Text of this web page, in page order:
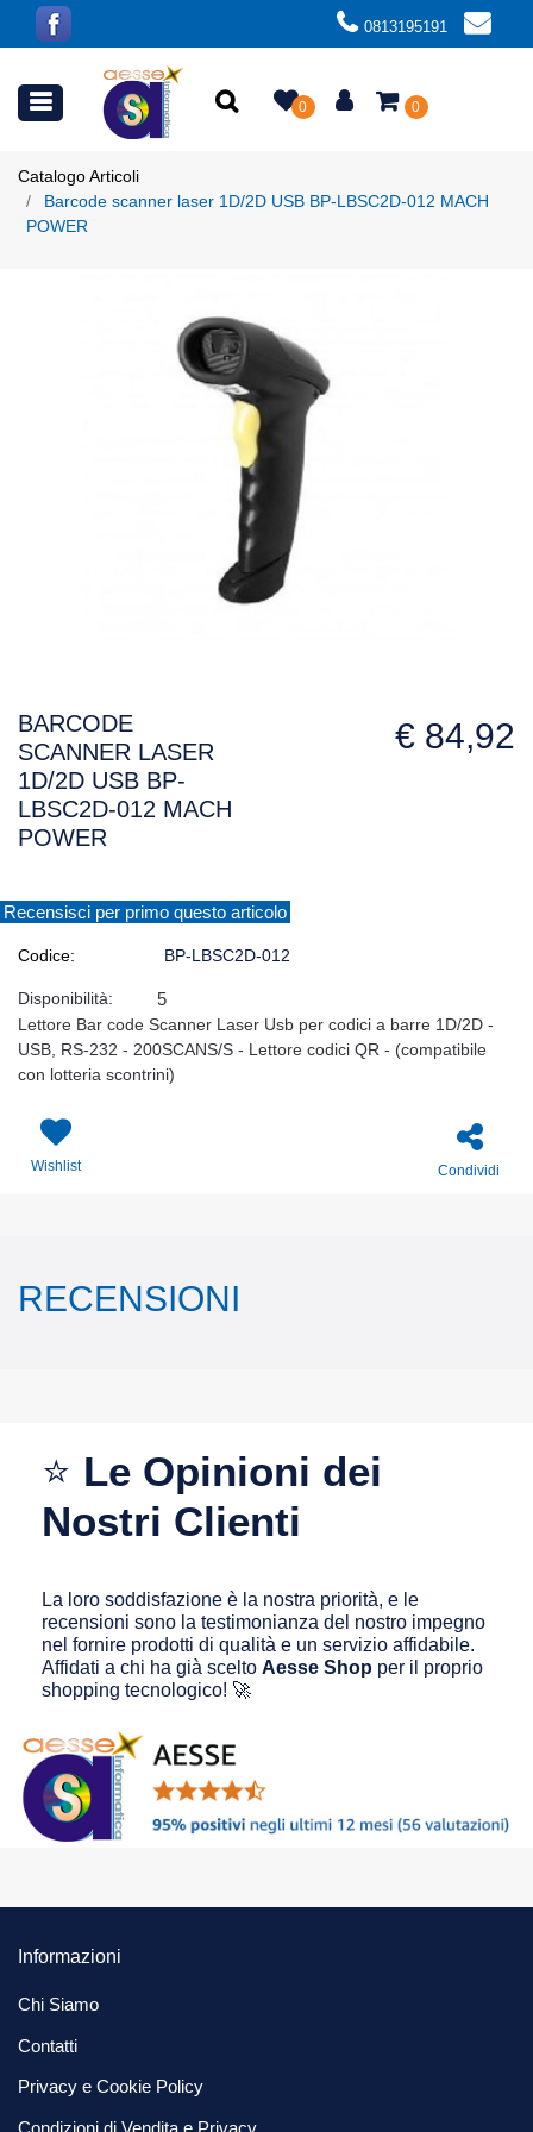
0813195191
Open menu 0 0
Catalogo Articoli
Barcode scanner laser 1D/2D USB BP-LBSC2D-012 MACH
POWER
BARCODE
SCANNER LASER
1D/2D USB BP-
LBSC2D-012 MACH
POWER
€ 84,92
Recensisci per primo questo articolo
Codice: BP-LBSC2D-012
Disponibilità: 5
Lettore Bar code Scanner Laser Usb per codici a barre 1D/2D -
USB, RS-232 - 200SCANS/S - Lettore codici QR - (compatibile
con lotteria scontrini)
Wishlist Condividi
RECENSIONI
⭐ Le Opinioni dei
Nostri Clienti
La loro soddisfazione è la nostra priorità, e le
recensioni sono la testimonianza del nostro impegno
nel fornire prodotti di qualità e un servizio affidabile.
Affidati a chi ha già scelto Aesse Shop per il proprio
shopping tecnologico! 🚀
Informazioni
Chi Siamo
Contatti
Privacy e Cookie Policy
Condizioni di Vendita e Privacy